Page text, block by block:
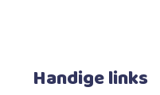
Handige links